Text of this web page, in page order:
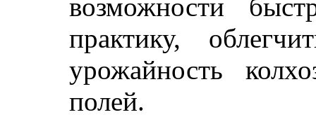
возможности
практику,
урожайность
полей.